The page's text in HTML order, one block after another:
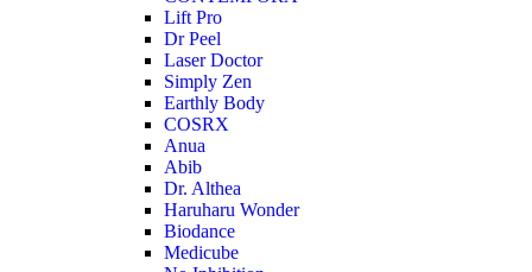
Lift Pro
Dr Peel
Laser Doctor
Simply Zen
Earthly Body
COSRX
Anua
Abib
Dr. Althea
Haruharu Wonder
Biodance
Medicube